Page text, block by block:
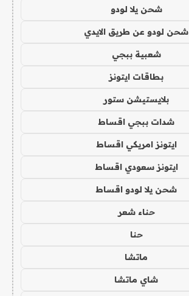
شحن يلا لودو
شحن لودو عن طريق الايدي
شعبية ببجي
بطاقات ايتونز
بلايستيشن ستور
شدات ببجي اقساط
ايتونز امريكي اقساط
ايتونز سعودي اقساط
شحن يلا لودو اقساط
حناء شعر
حنا
ماتشا
شاي ماتشا